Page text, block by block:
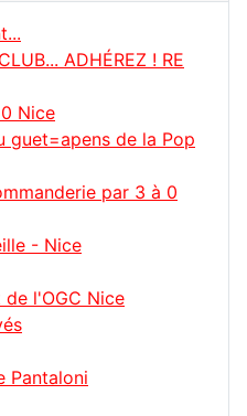
ADHÉREZ ! RE
Nice
guet=apens de la Pop
par 3 à 0
- Nice
l'OGC Nice
Pantaloni